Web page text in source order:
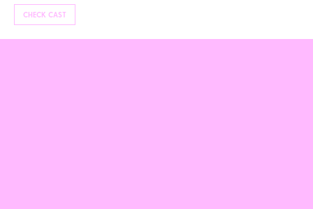
CHECK CAST